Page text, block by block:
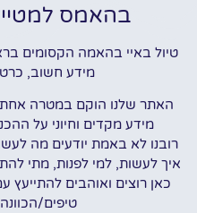
בהאמס
טיול באיי בהאמה הקסומים
מידע חשוב,
האתר שלנו הוקם במטרה אחת
מידע מקדים וחיוני על
רובנו לא באמת יודעים מה
איך לעשות, למי לפנות, מתי
כאן רוצים ואוהבים להתייעץ
טיפים/